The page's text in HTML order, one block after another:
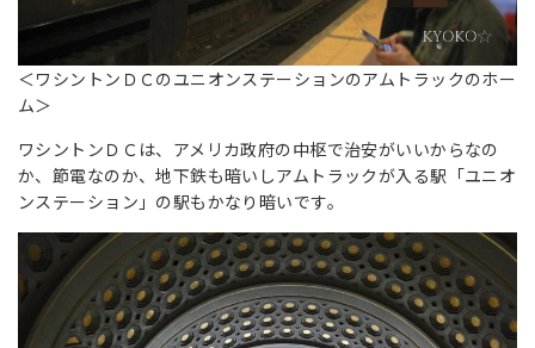
＜ワシントンＤＣのユニオンステーションのアムトラックのホー
ム＞
ワシントンＤＣは、アメリカ政府の中枢で治安がいいからなの
か、節電なのか、地下鉄も暗いしアムトラックが入る駅「ユニオ
ンステーション」の駅もかなり暗いです。